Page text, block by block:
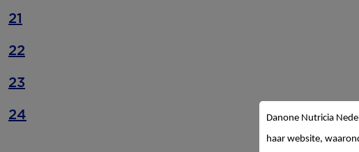
21
22
23
24
Danone Nutricia
haar website,